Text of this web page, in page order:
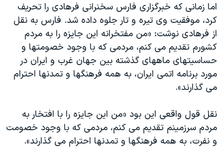
اما زمانی که خبرگزاری فارس سخنرانی فرهادی را تحریف
کرد، موفقیت وی تیره و تار جلوه داده شد. فارس به نقل
از فرهادی نوشت: «من مفتخرانه این جایزه را به مردم
کشورم تقدیم می کنم، مردمی که با وجود خصومتها و
حساسیتهای ماههای گذشته بین جهان غرب و ایران در
مورد برنامه اتمی ایران، به همه فرهنگها و تمدنها احترام
می گذارند».
نقل قول واقعی این بود «من این جایزه را با افتخار به
مردم سرزمینم تقدیم می کنم، مردمی که با وجود خصومت
و نفرت، به همه فرهنگها و تمدنها احترام می گذارند».